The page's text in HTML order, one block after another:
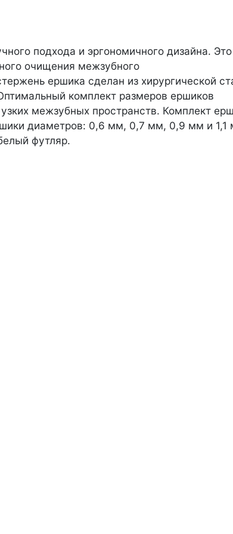
подхода и эргономичного дизайна. Это
очищения межзубного
ершика сделан из хирургической
комплект размеров ершиков
межзубных пространств. Комплект
диаметров: 0,6 мм, 0,7 мм, 0,9 мм и 1,1
футляр.